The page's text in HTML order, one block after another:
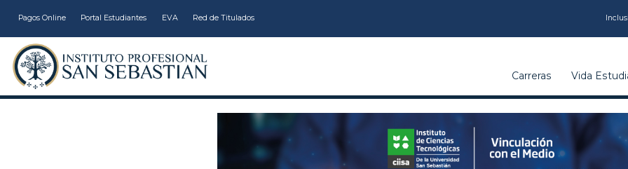
Pagos Online Portal Estudiantes EVA Red de Titulados
Carreras Vida
ESTUDIANTIL
INSTITUCIÓN